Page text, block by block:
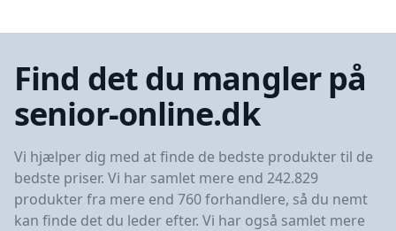
Find det du mangler på
senior-online.dk
Vi hjælper dig med at finde de bedste produkter til de
bedste priser. Vi har samlet mere end 242.829
produkter fra mere end 760 forhandlere, så du nemt
kan finde det du leder efter. Vi har også samlet mere